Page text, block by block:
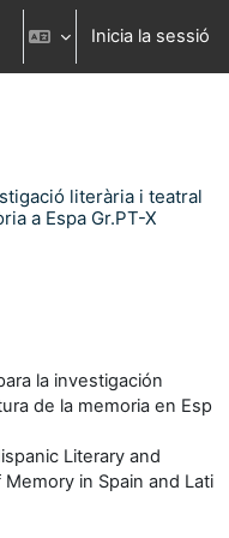
l'entrada de la cerca
Inicia la sessió
literària i teatral
a Espa Gr.PT-X
la investigación
de la memoria en Esp
Literary and
in Spain and Lati